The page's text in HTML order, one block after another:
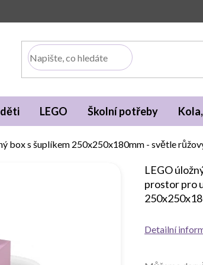
LEGO Školní potřeby
box s šuplíkem 250x250x180mm - světle
LEGO
prostor pro
Detailní